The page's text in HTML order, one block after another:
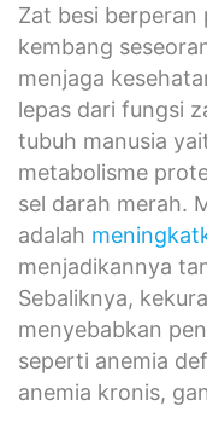
Zat besi
kembang
menjaga
lepas dari fungsi
tubuh manusia
metabolisme
sel darah merah.
adalah
menjadikannya
Sebaliknya,
menyebabkan
seperti anemia
anemia kronis,